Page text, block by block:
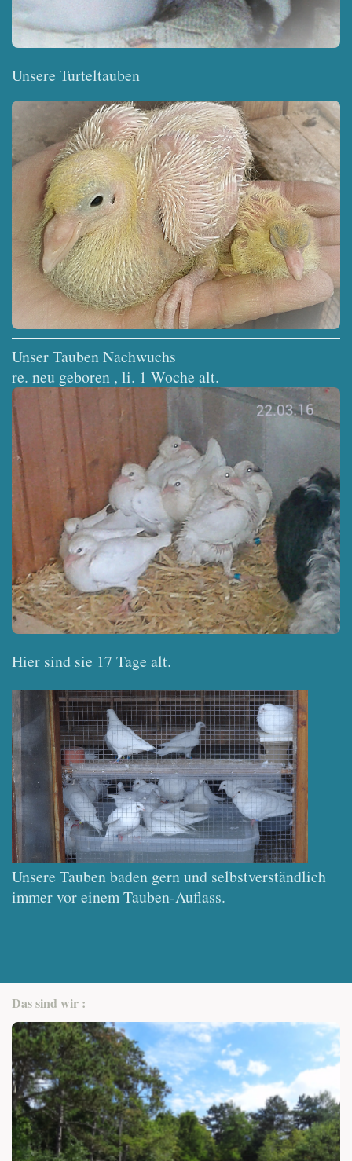
Unsere Turteltauben
Unser Tauben Nachwuchs
re. neu geboren , li. 1 Woche alt.
Hier sind sie 17 Tage alt.
Unsere Tauben baden gern und selbstverständlich
immer vor einem Tauben-Auflass.
Das sind wir :